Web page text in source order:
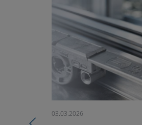
03.03.2026